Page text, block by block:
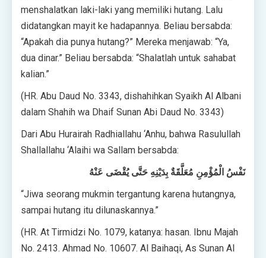
menshalatkan laki-laki yang memiliki hutang. Lalu
didatangkan mayit ke hadapannya. Beliau bersabda:
“Apakah dia punya hutang?” Mereka menjawab: “Ya,
dua dinar.” Beliau bersabda: “Shalatlah untuk sahabat
kalian.”
(HR. Abu Daud No. 3343, dishahihkan Syaikh Al Albani
dalam Shahih wa Dhaif Sunan Abi Daud No. 3343)
Dari Abu Hurairah Radhiallahu ‘Anhu, bahwa Rasulullah
Shallallahu ‘Alaihi wa Sallam bersabda:
نَفْسُ الْمُؤْمِنِ مُعَلَّقَةٌ بِدَيْنِهِ حَتَّى يُقْضَى عَنْهُ
“Jiwa seorang mukmin tergantung karena hutangnya,
sampai hutang itu dilunaskannya.”
(HR. At Tirmidzi No. 1079, katanya: hasan. Ibnu Majah
No. 2413. Ahmad No. 10607. Al Baihaqi, As Sunan Al